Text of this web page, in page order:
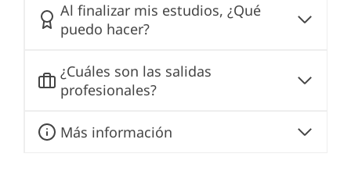
Al finalizar mis estudios, ¿Qué
puedo hacer?
¿Cuáles son las salidas
profesionales?
Más información